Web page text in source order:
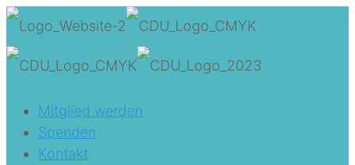
Mitglied werden
Spenden
Kontakt